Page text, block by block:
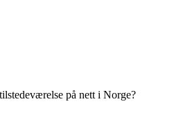
på nett i Norge?